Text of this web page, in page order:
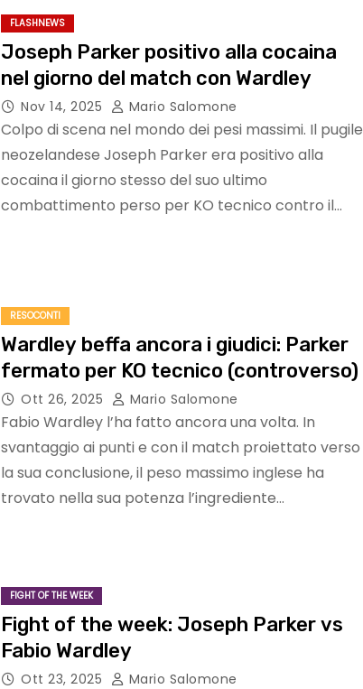
FLASHNEWS
Joseph Parker positivo alla cocaina
nel giorno del match con Wardley
Nov 14, 2025 Mario Salomone
Colpo di scena nel mondo dei pesi massimi. Il pugile
neozelandese Joseph Parker era positivo alla
cocaina il giorno stesso del suo ultimo
combattimento perso per KO tecnico contro il…
RESOCONTI
Wardley beffa ancora i giudici: Parker
fermato per KO tecnico (controverso)
Ott 26, 2025 Mario Salomone
Fabio Wardley l’ha fatto ancora una volta. In
svantaggio ai punti e con il match proiettato verso
la sua conclusione, il peso massimo inglese ha
trovato nella sua potenza l’ingrediente…
FIGHT OF THE WEEK
Fight of the week: Joseph Parker vs
Fabio Wardley
Ott 23, 2025 Mario Salomone